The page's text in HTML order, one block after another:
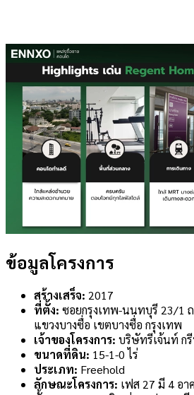
ข้อมูลโครงการ
สร้างเสร็จ: 2017
ที่ตั้ง: ซอยกรุงเทพ-นนทบุรี 23/1
แขวงบางซื่อ เขตบางซื่อ กรุงเทพ
เจ้าของโครงการ: บริษัทรีเจ้นท์ กรี
ขนาดที่ดิน: 15-1-0 ไร่
ประเภท: Freehold
ลักษณะโครงการ: เฟส 27 มี 4 อ